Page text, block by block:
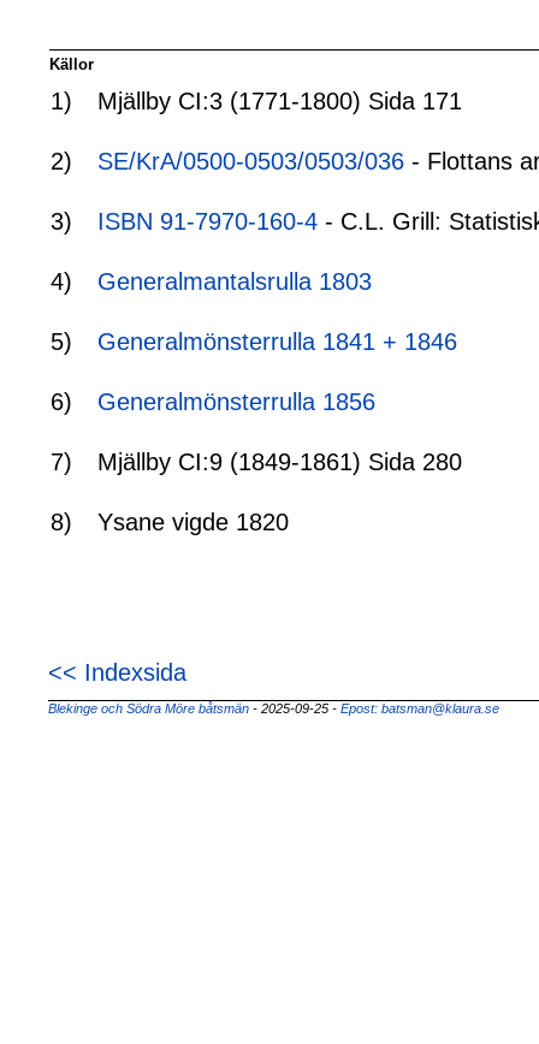
Källor
1) Mjällby CI:3 (1771-1800) Sida 171
2) SE/KrA/0500-0503/0503/036 - Flottans
3) ISBN 91-7970-160-4 - C.L. Grill:
4) Generalmantalsrulla 1803
5) Generalmönsterrulla 1841 + 1846
6) Generalmönsterrulla 1856
7) Mjällby CI:9 (1849-1861) Sida 280
8) Ysane vigde 1820
<< Indexsida
Blekinge och Södra Möre båtsmän - 2025-09-25 - Epost: batsman@klaura.se